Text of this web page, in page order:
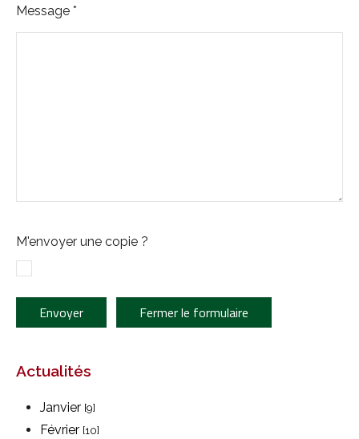
Actualités
Janvier [9]
Février [10]
Message *
M'envoyer une copie ?
Envoyer Fermer le formulaire